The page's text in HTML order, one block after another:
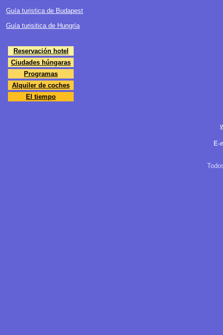
Guía turistica de Budapest
Guía turisitica de Hungría
Reservación hotel
Ciudades húngaras
Programas
Alquiler de coches
El tiempo